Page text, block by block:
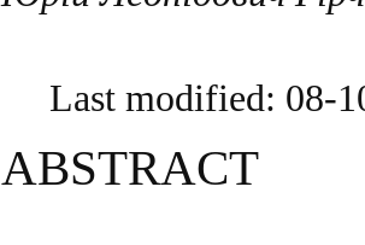
Last modified: 08-
ABSTRACT